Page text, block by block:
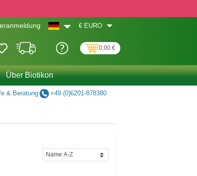
€ EURO
0,00 €
Über Biotikon
& Beratung +49 (0)6201-878380